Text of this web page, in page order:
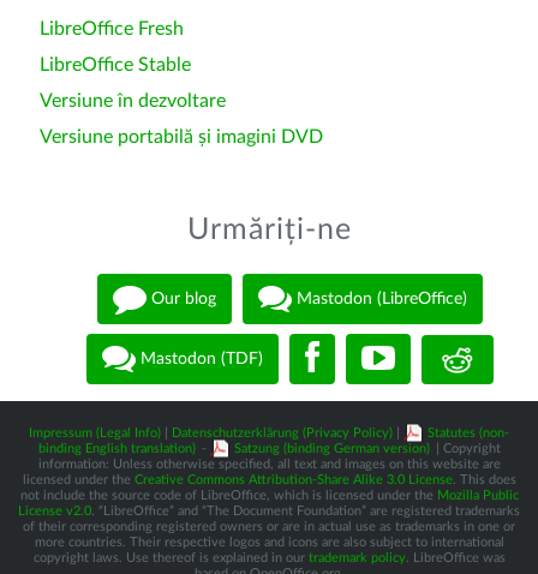
LibreOffice Fresh
LibreOffice Stable
Versiune în dezvoltare
Versiune portabilă și imagini DVD
Urmăriți-ne
Our blog Mastodon (LibreOffice)
Mastodon (TDF)
Impressum (Legal Info) Datenschutzerklärung (Privacy Policy)
Statutes (non-
binding English translation) - Satzung (binding German version)
| Copyright
information: Unless otherwise specified, all text and images on this website are
licensed under the Creative Commons Attribution-Share Alike 3.0 License. This does
not include the source code of LibreOffice, which is licensed under the Mozilla Public
License v2.0 . “LibreOffice” and “The Document Foundation” are registered trademarks
of their corresponding registered owners or are in actual use as trademarks in one or
more countries. Their respective logos and icons are also subject to international
copyright laws. Use thereof is explained in our trademark policy. LibreOffice was